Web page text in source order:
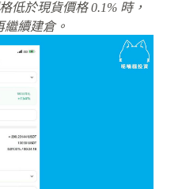
低於現貨價格 0.1% 時，
續建倉。